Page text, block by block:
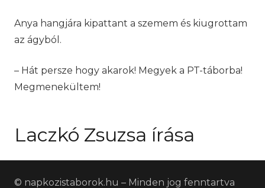
Anya hangjára kipattant a szemem és kiugrottam
az ágyból.
– Hát persze hogy akarok! Megyek a PT-táborba!
Megmenekültem!
Laczkó Zsuzsa írása
© napkozistaborok.hu – Minden jog fenntartva